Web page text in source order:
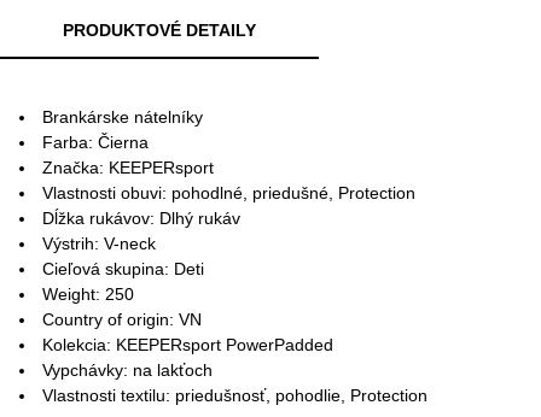
PRODUKTOVÉ DETAILY
Brankárske nátelníky
Farba: Čierna
Značka: KEEPERsport
Vlastnosti obuvi: pohodlné, priedušné, Protection
Dĺžka rukávov: Dlhý rukáv
Výstrih: V-neck
Cieľová skupina: Deti
Weight: 250
Country of origin: VN
Kolekcia: KEEPERsport PowerPadded
Vypchávky: na lakťoch
Vlastnosti textilu: priedušnosť, pohodlie, Protection